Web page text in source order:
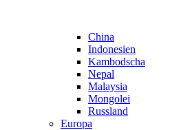
China
Indonesien
Kambodscha
Nepal
Malaysia
Mongolei
Russland
Europa